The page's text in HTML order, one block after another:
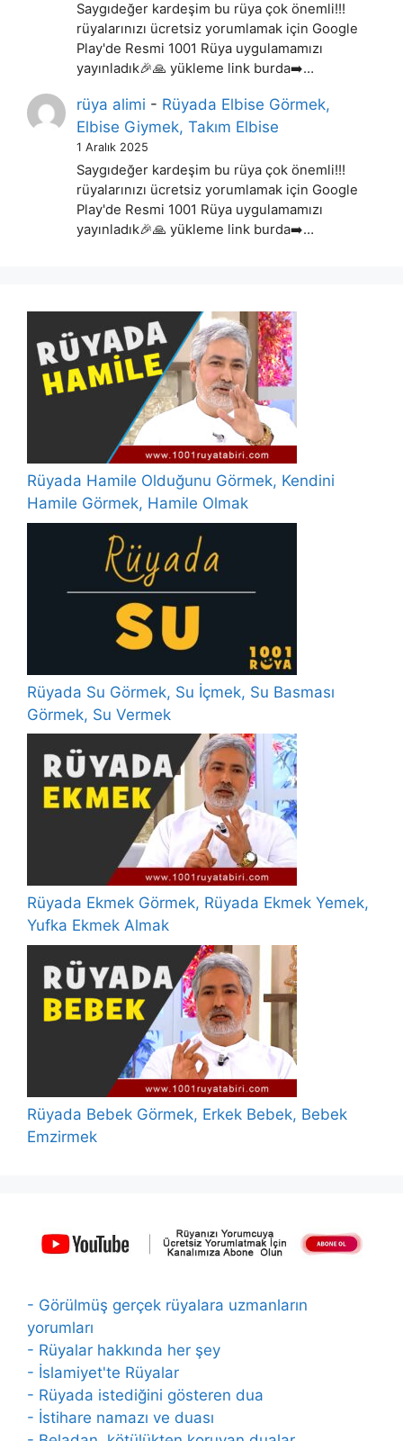
Saygıdeğer kardeşim bu rüya çok önemli!!!
rüyalarınızı ücretsiz yorumlamak için Google
Play'de Resmi 1001 Rüya uygulamamızı
yayınladık🎉🙏 yükleme link burda➡️…
rüya alimi - Rüyada Elbise Görmek,
Elbise Giymek, Takım Elbise
1 Aralık 2025
Saygıdeğer kardeşim bu rüya çok önemli!!!
rüyalarınızı ücretsiz yorumlamak için Google
Play'de Resmi 1001 Rüya uygulamamızı
yayınladık🎉🙏 yükleme link burda➡️…
Rüyada Hamile Olduğunu Görmek, Kendini
Hamile Görmek, Hamile Olmak
Rüyada Su Görmek, Su İçmek, Su Basması
Görmek, Su Vermek
Rüyada Ekmek Görmek, Rüyada Ekmek Yemek,
Yufka Ekmek Almak
Rüyada Bebek Görmek, Erkek Bebek, Bebek
Emzirmek
- Görülmüş gerçek rüyalara uzmanların
yorumları
- Rüyalar hakkında her şey
- İslamiyet'te Rüyalar
- Rüyada istediğini gösteren dua
- İstihare namazı ve duası